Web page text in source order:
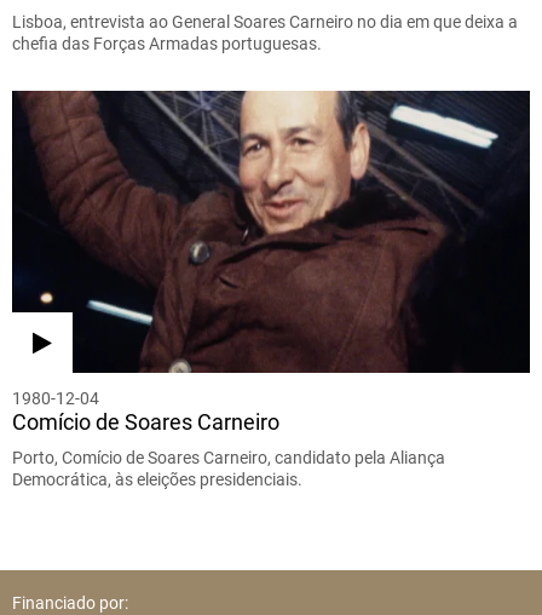
Lisboa, entrevista ao General Soares Carneiro no dia em que deixa a
chefia das Forças Armadas portuguesas.
1980-12-04
Comício de Soares Carneiro
Porto, Comício de Soares Carneiro, candidato pela Aliança
Democrática, às eleições presidenciais.
Financiado por: